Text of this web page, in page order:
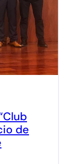
de